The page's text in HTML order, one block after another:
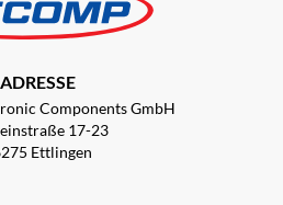
ADRESSE
Components GmbH
17-23
Ettlingen